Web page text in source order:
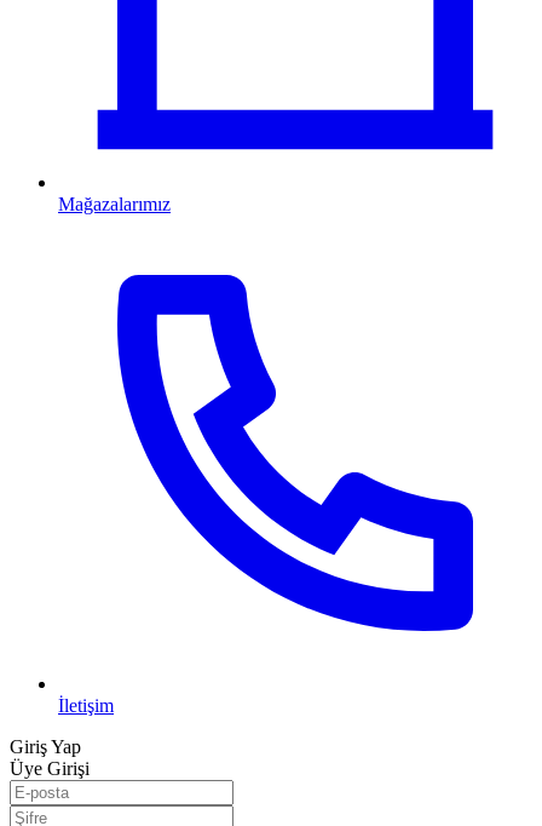
Mağazalarımız
İletişim
Giriş Yap
Üye Girişi